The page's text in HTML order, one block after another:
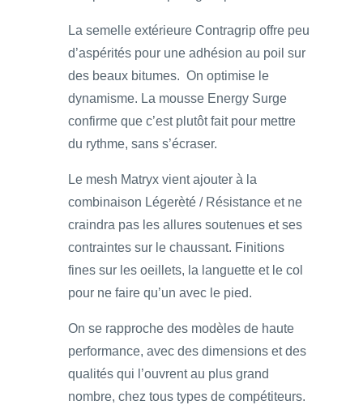
La semelle extérieure Contragrip offre peu
d’aspérités pour une adhésion au poil sur
des beaux bitumes. On optimise le
dynamisme. La mousse Energy Surge
confirme que c’est plutôt fait pour mettre
du rythme, sans s’écraser.
Le mesh Matryx vient ajouter à la
combinaison Légerèté / Résistance et ne
craindra pas les allures soutenues et ses
contraintes sur le chaussant. Finitions
fines sur les oeillets, la languette et le col
pour ne faire qu’un avec le pied.
On se rapproche des modèles de haute
performance, avec des dimensions et des
qualités qui l’ouvrent au plus grand
nombre, chez tous types de compétiteurs.